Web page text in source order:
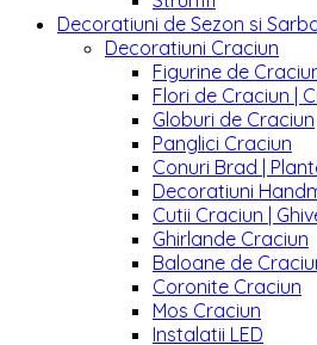
Decoratiuni de Sezon si
Decoratiuni Craciun
Figurine de
Flori de Craciun |
Globuri de Craciun
Panglici Craciun
Conuri Brad |
Decoratiuni
Cutii Craciun |
Ghirlande Craciun
Baloane de
Coronite Craciun
Mos Craciun
Instalatii LED